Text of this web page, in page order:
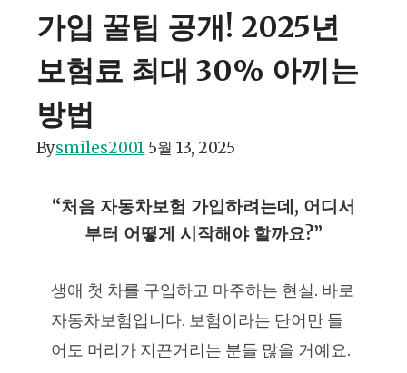
가입 꿀팁 공개! 2025년
보험료 최대 30% 아끼는
방법
Bysmiles2001 5월 13, 2025
“처음 자동차보험 가입하려는데, 어디서
부터 어떻게 시작해야 할까요?”
생애 첫 차를 구입하고 마주하는 현실. 바로
자동차보험입니다. 보험이라는 단어만 들
어도 머리가 지끈거리는 분들 많을 거예요.